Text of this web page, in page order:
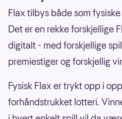
Flax tilbys både som
Det er en rekke forskjellige
digitalt - med forskjellige
premiestiger og forskjellig
Fysisk Flax er trykt opp i
forhåndstrukket lotteri.